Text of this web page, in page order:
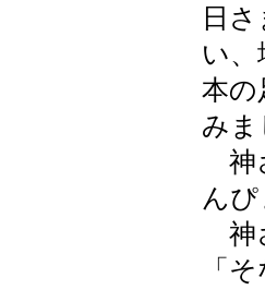
日
い
本の
みま
神
ん
神
「